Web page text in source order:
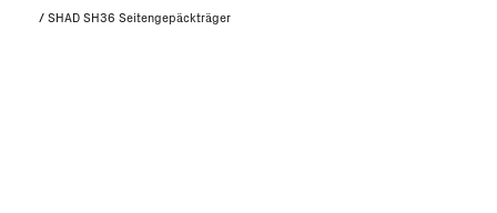
/ SHAD SH36 Seitengepäckträger